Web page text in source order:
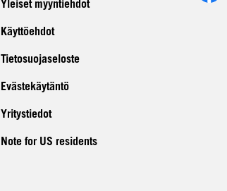
Yleiset myyntiehdot
Käyttöehdot
Tietosuojaseloste
Evästekäytäntö
Yritystiedot
Note for US residents